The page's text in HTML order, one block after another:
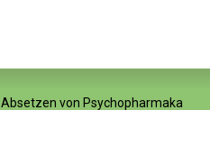
von Psychopharmaka